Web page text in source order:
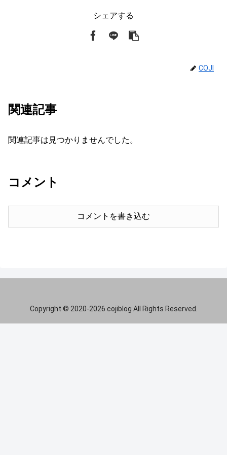
シェアする
COJI
関連記事
関連記事は見つかりませんでした。
コメント
コメントを書き込む
Copyright © 2020-2026 cojiblog All Rights Reserved.